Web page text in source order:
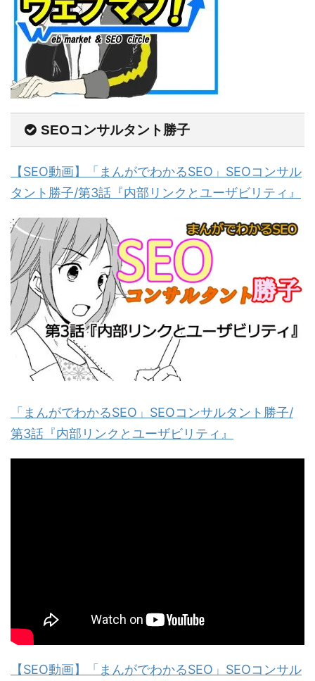
SEOコンサルタント勝子
【SEO動画】「まんがでわかるSEO」SEOコンサル
タント勝子/第3話『内部リンクとユーザビリティ』
「まんがでわかるSEO」SEOコンサルタント勝子/
第3話『内部リンクとユーザビリティ』
【SEO動画】「まんがでわかるSEO」SEOコンサル